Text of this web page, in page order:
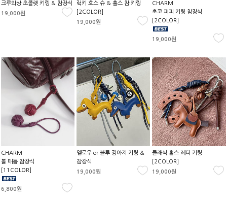
크루와상 초콜렛 키링 & 참장식
19,000원
럭키 호스 슈 & 홀스 참 키링
[2COLOR]
19,000원
CHARM
초코 퍼피 키링 참장식
[2COLOR]
19,000원
CHARM
볼 매듭 참장식
[11COLOR]
6,800원
옐로우 or 블루 강아지 키링 &
참장식
19,000원
클래식 홀스 레더 키링
[2COLOR]
19,000원